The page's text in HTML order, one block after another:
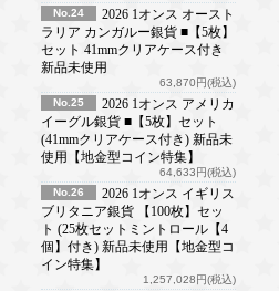
No.24
2026 1オンス オースト
ラリア カンガルー銀貨 ■【5枚】
セット 41mmクリアケース付き
新品未使用
63,870円(税込)
No.25
2026 1オンス アメリカ
イーグル銀貨 ■【5枚】セット
(41mmクリアケース付き) 新品未
使用【地金型コイン特集】
64,633円(税込)
No.26
2026 1オンス イギリス
ブリタニア銀貨 【100枚】セッ
ト (25枚セットミントロール【4
個】付き) 新品未使用【地金型コ
イン特集】
1,257,028円(税込)